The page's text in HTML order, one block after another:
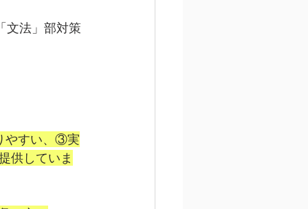
文法」部対策
やすい、③実
供していま